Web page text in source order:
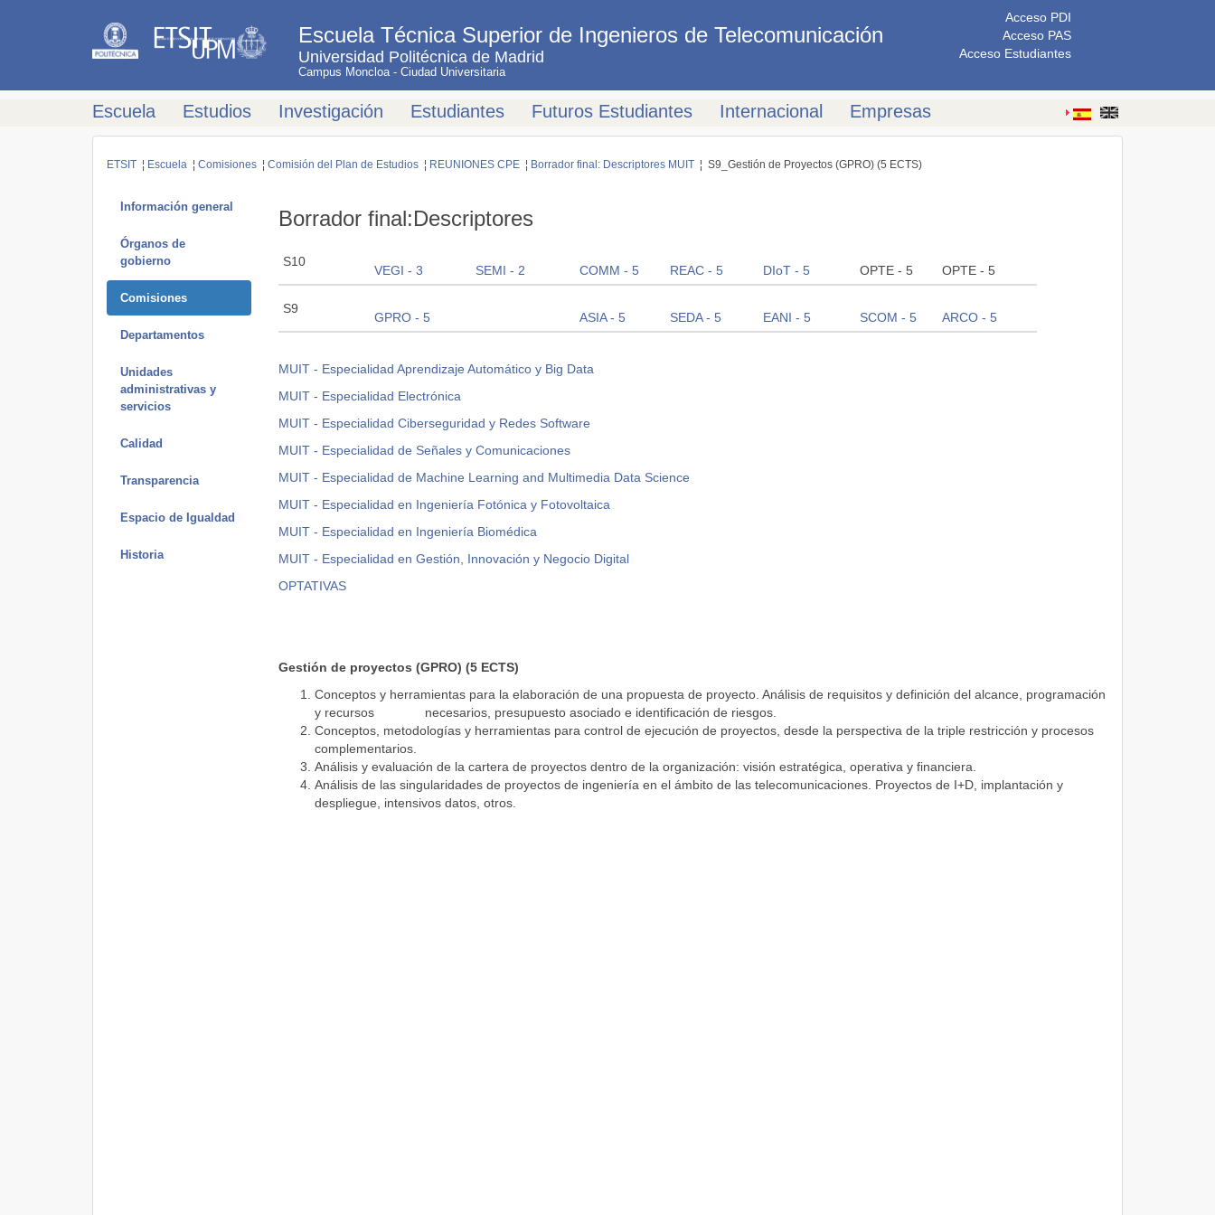
Escuela Técnica Superior de Ingenieros de Telecomunicación
Universidad Politécnica de Madrid
Campus Moncloa - Ciudad Universitaria
Acceso PDI
Acceso PAS
Acceso Estudiantes
Escuela Estudios Investigación Estudiantes Futuros Estudiantes Internacional Empresas
ETSIT ¦ Escuela ¦ Comisiones ¦ Comisión del Plan de Estudios ¦ REUNIONES CPE ¦ Borrador final: Descriptores MUIT ¦ S9_Gestión de Proyectos (GPRO) (5 ECTS)
Información general
Órganos de
gobierno
Comisiones
Departamentos
Unidades
administrativas y
servicios
Calidad
Transparencia
Espacio de Igualdad
Historia
Borrador final:Descriptores
S10
VEGI - 3 SEMI - 2 COMM - 5 REAC - 5 DIoT - 5 OPTE - 5 OPTE - 5
S9
GPRO - 5 ASIA - 5 SEDA - 5 EANI - 5 SCOM - 5 ARCO - 5
MUIT - Especialidad Aprendizaje Automático y Big Data
MUIT - Especialidad Electrónica
MUIT - Especialidad Ciberseguridad y Redes Software
MUIT - Especialidad de Señales y Comunicaciones
MUIT - Especialidad de Machine Learning and Multimedia Data Science
MUIT - Especialidad en Ingeniería Fotónica y Fotovoltaica
MUIT - Especialidad en Ingeniería Biomédica
MUIT - Especialidad en Gestión, Innovación y Negocio Digital
OPTATIVAS
Gestión de proyectos (GPRO) (5 ECTS)
Conceptos y herramientas para la elaboración de una propuesta de proyecto. Análisis de requisitos y definición del alcance, programación
y recursos necesarios, presupuesto asociado e identificación de riesgos.
Conceptos, metodologías y herramientas para control de ejecución de proyectos, desde la perspectiva de la triple restricción y procesos
complementarios.
Análisis y evaluación de la cartera de proyectos dentro de la organización: visión estratégica, operativa y financiera.
Análisis de las singularidades de proyectos de ingeniería en el ámbito de las telecomunicaciones. Proyectos de I+D, implantación y
despliegue, intensivos datos, otros.